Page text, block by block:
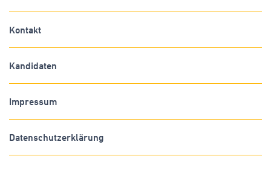
Kontakt
Kandidaten
Impressum
Datenschutzerklärung